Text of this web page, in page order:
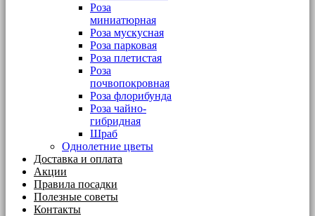
Роза
миниатюрная
Роза мускусная
Роза парковая
Роза плетистая
Роза
почвопокровная
Роза флорибунда
Роза чайно-
гибридная
Шраб
Однолетние цветы
Доставка и оплата
Акции
Правила посадки
Полезные советы
Контакты